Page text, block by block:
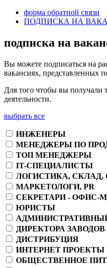
форма обратной связи
ПОДПИСКА НА
подписка на
Вы можете подписаться на
вакансиях, представленных
Для того чтобы вы получали
деятельности.
выбрать все
ИНЖЕНЕРЫ
МЕНЕДЖЕРЫ ПО
ТОП МЕНЕДЖЕРЫ
IT-СПЕЦИАЛИСТЫ
ЛОГИСТИКА,
МАРКЕТОЛОГИ, PR
СЕКРЕТАРИ - ОФИС-
ЮРИСТЫ
ДИРЕКТОРА
ДИСТРИБУЦИЯ
ИНТЕРНЕТ ПРОЕКТЫ
ОБЩЕСТВЕННОЕ